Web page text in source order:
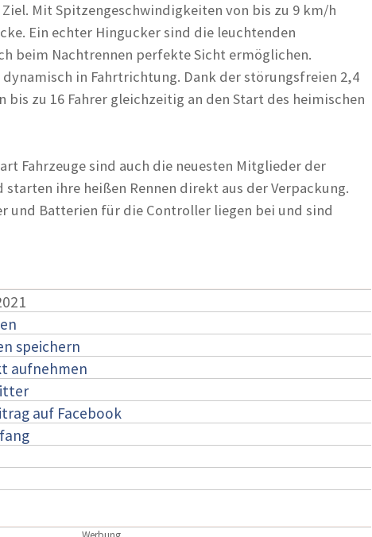
Mit Spitzengeschwindigkeiten von bis zu 9 km/h
Ein echter Hingucker sind die leuchtenden
beim Nachtrennen perfekte Sicht ermöglichen.
in Fahrtrichtung. Dank der störungsfreien 2,4
bis zu 16 Fahrer gleichzeitig an den Start des heimischen
Fahrzeuge sind auch die neuesten Mitglieder der
starten ihre heißen Rennen direkt aus der Verpackung.
und Batterien für die Controller liegen bei und sind
speichern
aufnehmen
auf Facebook